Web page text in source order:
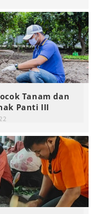
Tanam dan
Panti III